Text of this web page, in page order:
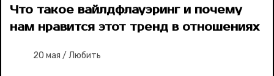
Что такое вайлдфлауэринг и почему
нам нравится этот тренд в отношениях
20 мая / Любить